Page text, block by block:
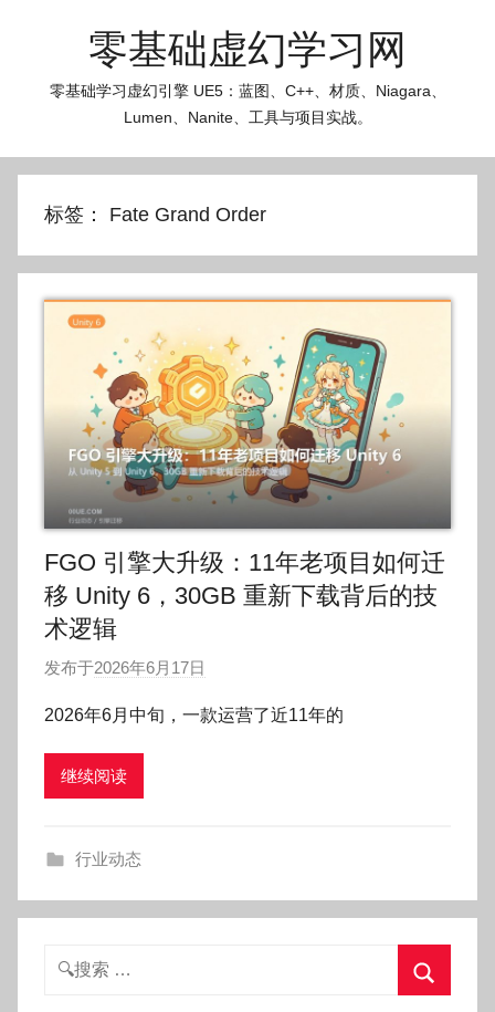
零基础虚幻学习网
零基础学习虚幻引擎 UE5：蓝图、C++、材质、Niagara、
Lumen、Nanite、工具与项目实战。
标签： Fate Grand Order
FGO 引擎大升级：11年老项目如何迁
移 Unity 6，30GB 重新下载背后的技
术逻辑
发布于2026年6月17日
:
o
2026年6月中旬，一款运营了近11年的
继续阅读
行业动态
搜